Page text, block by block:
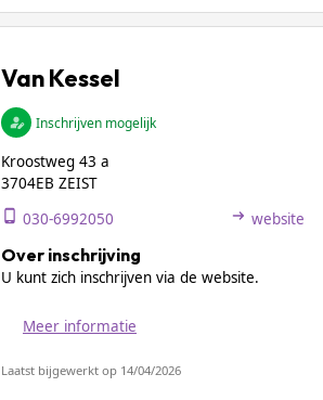
Van Kessel
Inschrijven mogelijk
Kroostweg 43 a
3704EB ZEIST
030-6992050 website
Over inschrijving
U kunt zich inschrijven via de website.
Meer informatie
Laatst bijgewerkt op 14/04/2026